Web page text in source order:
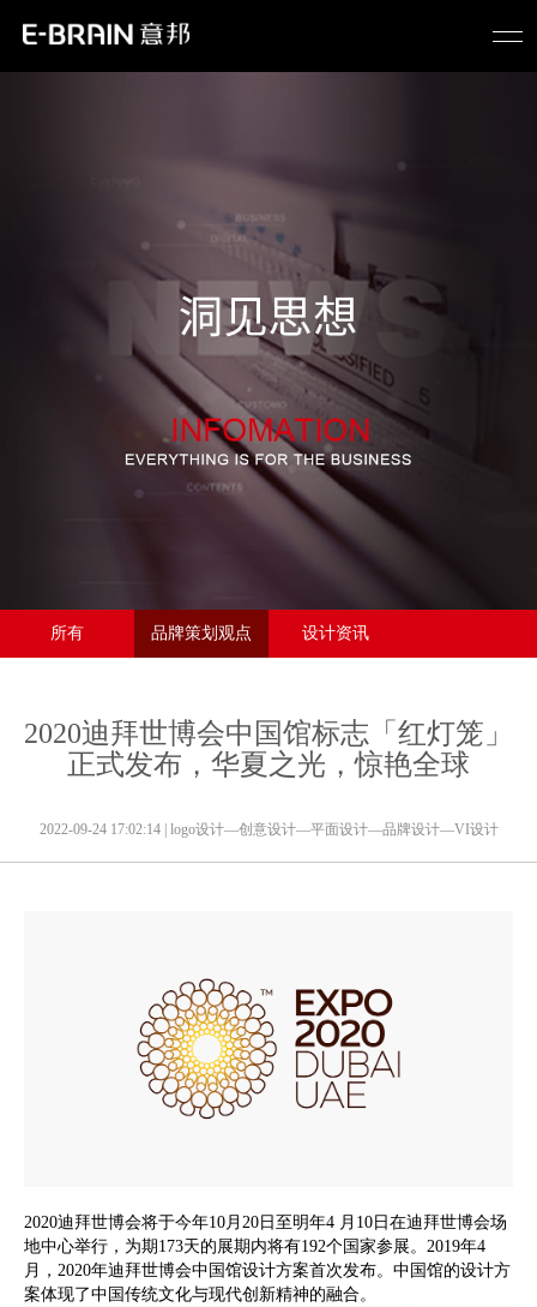
所有 品牌策划观点 设计资讯
2020迪拜世博会中国馆标志「红灯笼」
正式发布，华夏之光，惊艳全球
2022-09-24 17:02:14| logo设计—创意设计—平面设计—品牌设计—VI设计
2020迪拜世博会将于今年10月20日至明年4 月10日在迪拜世博会场
地中心举行，为期173天的展期内将有192个国家参展。2019年4
月，2020年迪拜世博会中国馆设计方案首次发布。中国馆的设计方
案体现了中国传统文化与现代创新精神的融合。